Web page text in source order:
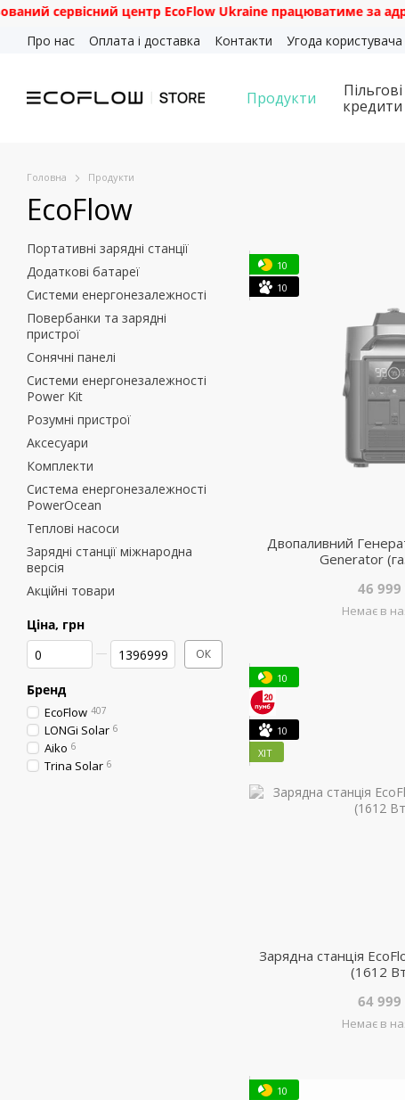
Перейти до основного контенту
центр EcoFlow Ukraine працюватиме за адресою:
Про нас
Оплата і доставка Контакти Угода користувача
Продукти
Пільгові
кредити
Головна Продукти
EcoFlow
10
10
Двопаливний
Generator
46 999
Немає в
10
10
ХІТ
Зарядна станція
(1612
64 999
Немає в
10
Портативні зарядні станції
Додаткові батареї
Системи енергонезалежності
Повербанки та зарядні
пристрої
Сонячні панелі
Cистеми енергонезалежності
Power Kit
Розумні пристрої
Аксесуари
Комплекти
Система енергонезалежності
PowerOcean
Теплові насоси
Зарядні станції міжнародна
версія
Акційні товари
Ціна, грн
Від Ціна, грн
До Ціна, грн ОК
Бренд
EcoFlow 407
LONGi Solar 6
Aiko 6
Trina Solar 6